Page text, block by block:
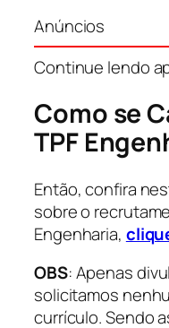
Anúncios
Continue lendo
Como se
TPF
Então, confira
sobre o
Engenharia,
OBS: Apenas
solicitamos
currículo. Sendo